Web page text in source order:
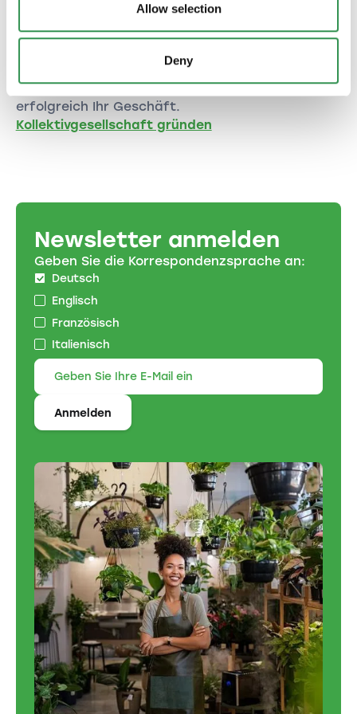
Allow selection
Deny
Kollektivgesellschaft gründen im
Gründen Sie Ihre Kollektivgesellschaft im Kanton
Aargau und starten Sie gemeinsam mit Partnern
erfolgreich Ihr Geschäft.
Kollektivgesellschaft gründen
Newsletter anmelden
Geben Sie die Korrespondenzsprache an:
Deutsch
Englisch
Französisch
Italienisch